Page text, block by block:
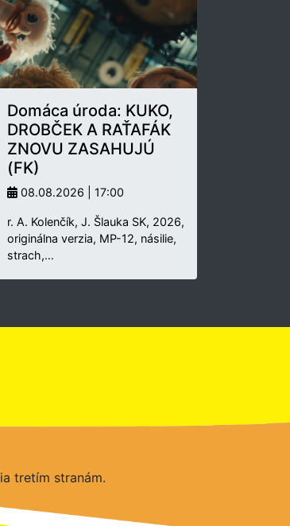
Domáca úroda: KUKO,
DROBČEK A RAŤAFÁK
ZNOVU ZASAHUJÚ
(FK)
08.08.2026 | 17:00
r. A. Kolenčík, J. Šlauka SK, 2026,
originálna verzia, MP-12, násilie,
strach,…
tretím stranám.